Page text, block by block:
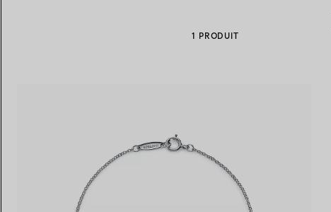
1 PRODUIT